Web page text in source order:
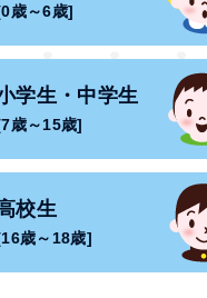
歳～6歳]
学生・中学生
歳～15歳]
校生
歳～18歳]